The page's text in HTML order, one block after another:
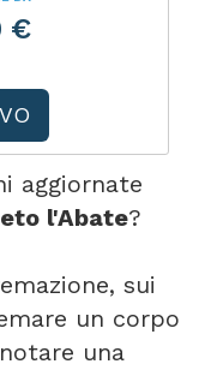
€
aggiornate
l'Abate?
sui
un corpo
una